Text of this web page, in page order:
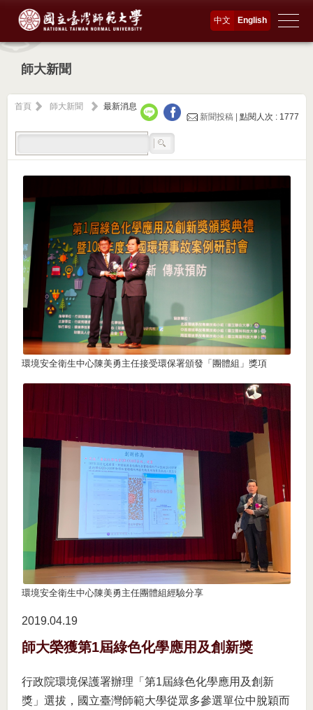
English
中文
師大新聞
首頁 師大新聞
最新消息
新聞投稿 |點閱人次 : 1777
環境安全衛生中心陳美勇主任接受環保署頒發「團體組」獎項
環境安全衛生中心陳美勇主任團體組經驗分享
2019.04 19
師大榮獲第1屆綠色化學應用及創新獎
行政院環境保護署辦理「第1屆綠色化學應用及創新
獎」選拔，國立臺灣師範大學從眾多參選單位中脫穎而